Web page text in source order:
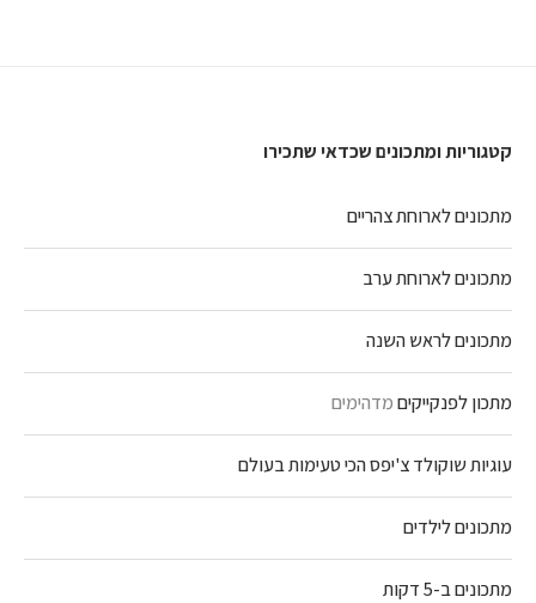
קטגוריות ומתכונים שכדאי שתכירו
מתכונים לארוחת צהריים
מתכונים לארוחת ערב
מתכונים לראש השנה
מתכון לפנקייקיםמדהימים
עוגיות שוקולד צ'יפס הכי טעימות בעולם
מתכונים לילדים
מתכונים ב-5 דקות